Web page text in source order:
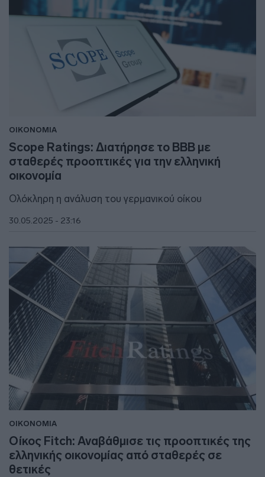
ΟΙΚΟΝΟΜΙΑ
Scope Ratings: Διατήρησε το BBB με
σταθερές προοπτικές για την ελληνική
οικονομία
Ολόκληρη η ανάλυση του γερμανικού οίκου
30.05.2025 - 23:16
ΟΙΚΟΝΟΜΙΑ
Οίκος Fitch: Αναβάθμισε τις προοπτικές της
ελληνικής οικονομίας από σταθερές σε
θετικές